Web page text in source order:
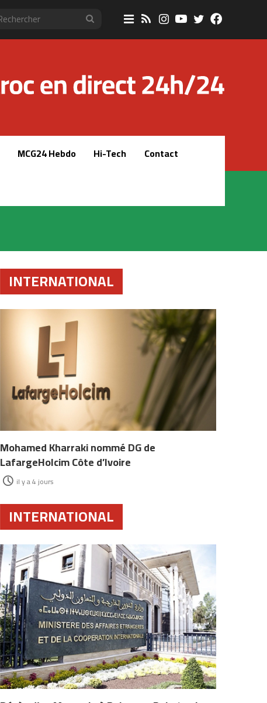
RechercherSidebar
(barre
RSSInstagram
YouTube
Twitter
MCG24 Hebdo Hi-Tech
Contact
INTERNATIONAL
Mohamed Kharraki nommé DG de
LafargeHolcim Côte d’Ivoire
il y a 4 jours
INTERNATIONAL